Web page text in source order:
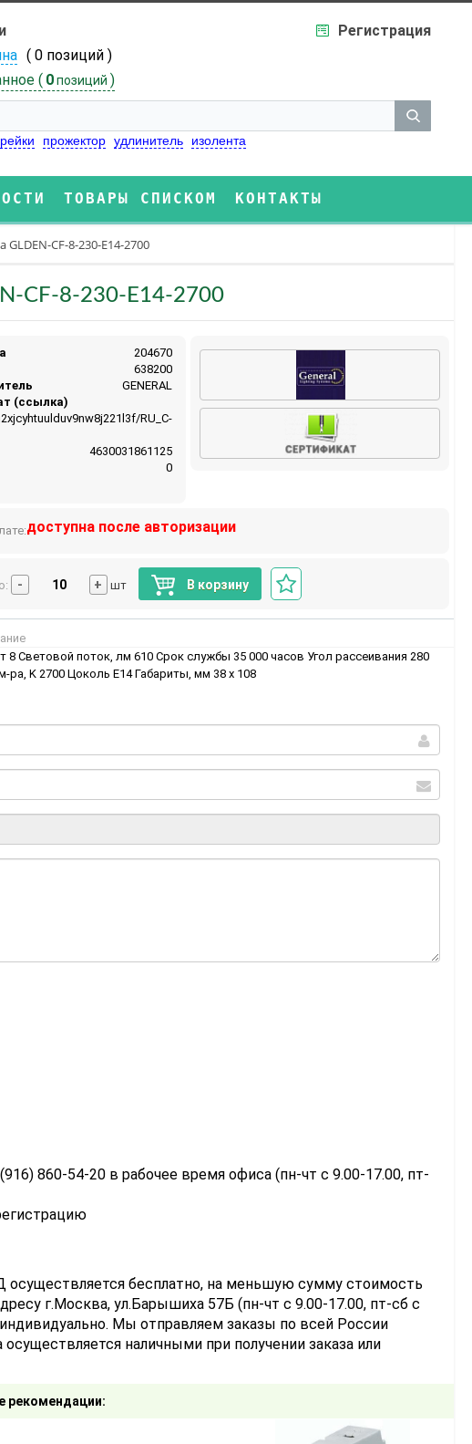
Регистрация
( 0 позиций )
( 0 позиций )
прожектор удлинитель изолента
ТОВАРЫ СПИСКОМ КОНТАКТЫ
GLDEN-CF-8-230-E14-2700
CF-8-230-E14-2700
204670
638200
GENERAL
(ссылка)
RU_С-
4630031861125
0
доступна после авторизации
- + шт В корзину
8 Световой поток, лм 610 Срок службы 35 000 часов Угол рассеивания 280
ра, K 2700 Цоколь Е14 Габариты, мм 38 х 108
860-54-20 в рабочее время офиса (пн-чт с 9.00-17.00, пт-
бесплатно, на меньшую сумму стоимость
г.Москва, ул.Барышиха 57Б (пн-чт с 9.00-17.00, пт-сб с
Мы отправляем заказы по всей России
наличными при получении заказа или
рекомендации: